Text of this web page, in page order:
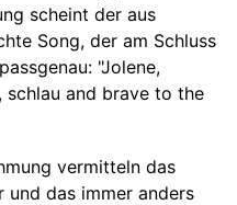
scheint der aus
Song, der am Schluss
"Jolene,
and brave to the
vermitteln das
und das immer anders